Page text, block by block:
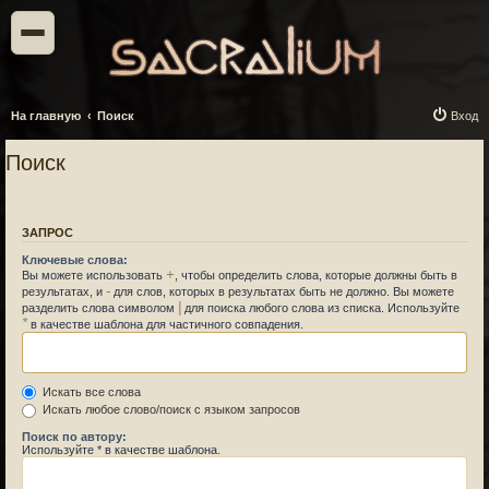
На главную Поиск Вход
Поиск
ЗАПРОС
Ключевые слова:
Вы можете использовать + , чтобы определить слова, которые должны быть в
результатах, и - для слов, которых в результатах быть не должно. Вы можете
разделить слова символом | для поиска любого слова из списка. Используйте
*в качестве шаблона для частичного совпадения.
Искать все слова
Искать любое слово/поиск с языком запросов
Поиск по автору:
Используйте * в качестве шаблона.